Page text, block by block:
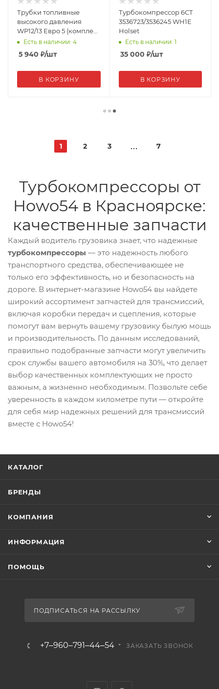
Трубки топливные
высокого давления
WP12/13 Евро 5 (комплект
2шт.) Креатек
1000264695 (CK3567)
Есть в наличии: 4
5 940 ₽/шт
В КОРЗИНУ
Турбокомпрессор 6CT
3536723/3536245 WH1E
Holset
Есть в наличии: 1
35 000 ₽/шт
В КОРЗИНУ
1 2 3 7
Турбокомпрессоры от
Howo54 в Красноярске:
качественные запчасти
Каждый водитель грузовика знает, что надежные
турбокомпрессоры — это надежность любого
транспортного средства, обеспечивающее не
только его эффективность, но и безопасность на
дороге. В интернет-магазине Howo54 вы найдете
широкий ассортимент запчастей для трансмиссий,
включая коробки передач и сцепления, которые
помогут вам вернуть вашему грузовику былую мощь
и производительность. По данным исследований,
правильно подобранные запчасти могут увеличить
срок службы вашего автомобиля на 30%, что делает
выбор качественных комплектующих не просто
важным, а жизненно необходимым. Позвольте себе
уверенность в каждом километре пути — откройте
для себя мир надежных решений для трансмиссий
вместе с Howo54!
КАТАЛОГ
БРЕНДЫ
КОМПАНИЯ
ИНФОРМАЦИЯ
ПОМОЩЬ
ПОДПИСАТЬСЯ НА РАССЫЛКУ
+7‒960‒791‒44‒54 ЗАКАЗАТЬ ЗВОНОК